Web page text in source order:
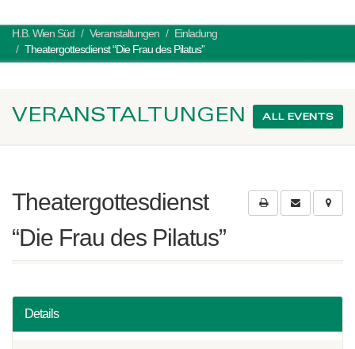
H.B. Wien Süd Veranstaltungen
Einladung
Theatergottesdienst “Die Frau des Pilatus”
VERANSTALTUNGEN ALL EVENTS
Theatergottesdienst
“Die Frau des Pilatus”
Details